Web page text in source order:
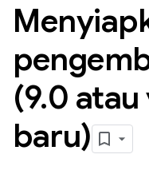
(9.0 atau
baru)